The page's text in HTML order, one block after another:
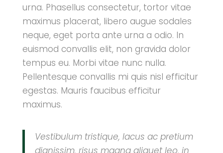
urna. Phasellus consectetur, tortor vitae
maximus placerat, libero augue sodales
neque, eget porta ante urna a odio. In
euismod convallis elit, non gravida dolor
tempus eu. Morbi vitae nunc nulla.
Pellentesque convallis mi quis nisl efficitur
egestas. Mauris faucibus efficitur
maximus.
Vestibulum tristique, lacus ac pretium
dignissim, risus magna aliquet leo, in